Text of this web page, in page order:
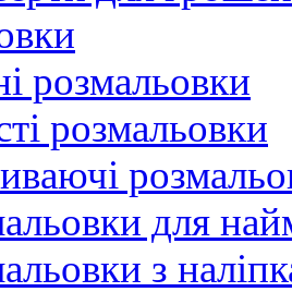
розмальовки
розмальовки
для
з